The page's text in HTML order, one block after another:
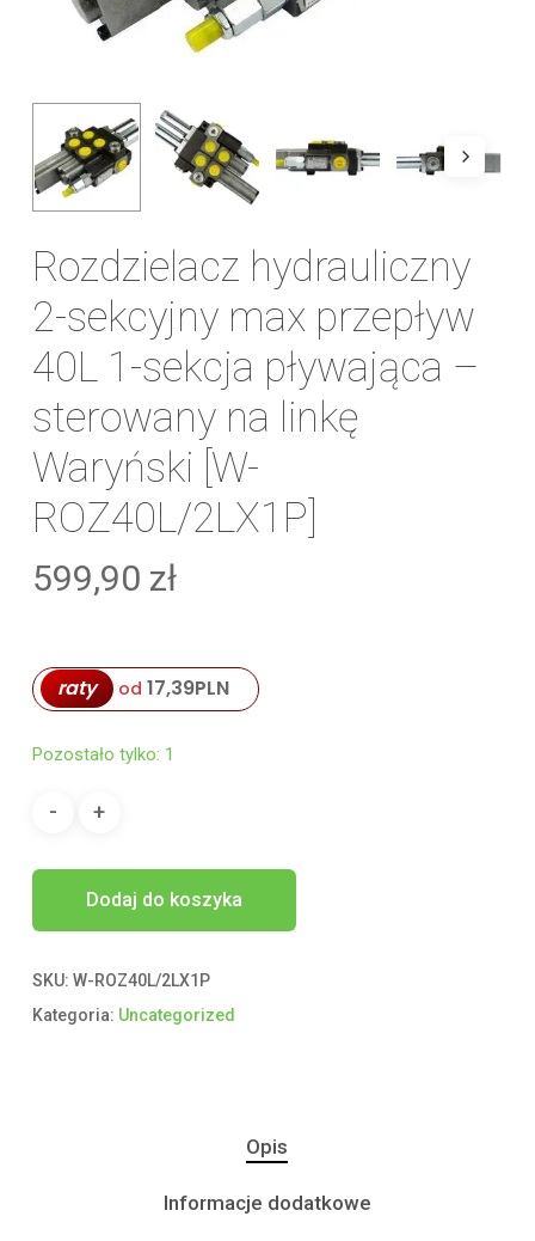
Rozdzielacz hydrauliczny
2-sekcyjny max przepływ
40L 1-sekcja pływająca –
sterowany na linkę
Waryński [W-
ROZ40L/2LX1P]
599,90 zł
raty od 17,39PLN
Pozostało tylko: 1
Dodaj do koszyka
SKU: W-ROZ40L/2LX1P
Kategoria: Uncategorized
Opis
Informacje dodatkowe